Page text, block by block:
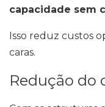
capacidade sem
Isso reduz custos
caras.
Redução do